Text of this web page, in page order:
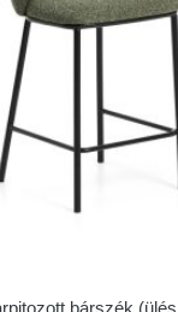
bárszék